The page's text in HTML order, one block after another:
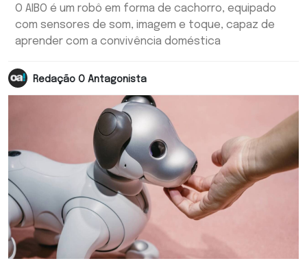
O AIBO é um robô em forma de cachorro, equipado
com sensores de som, imagem e toque, capaz de
aprender com a convivência doméstica
Redação O Antagonista